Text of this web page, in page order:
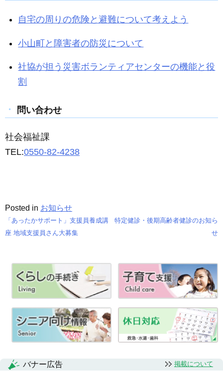
自宅の周りの危険と避難について考えよう
小山町と障害者の防災について
社協が担う災害ボランティアセンターの機能と役
割
問い合わせ
社会福祉課
TEL:0550-82-4238
Posted in お知らせ
投
ゲ
シ
ョ
「あったかサポート」支援員養成講
座 地域支援員さん大募集
特定健診・後期高齢者健診のお知ら
せ
バナー広告 掲載について